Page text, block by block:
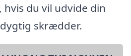
du vil udvide din
skrædder.